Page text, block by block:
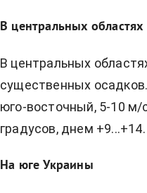
В центральных областях
В центральных
существенных
юго-восточный, 5-10 м/
градусов, днем +9...+14.
На юге Украины